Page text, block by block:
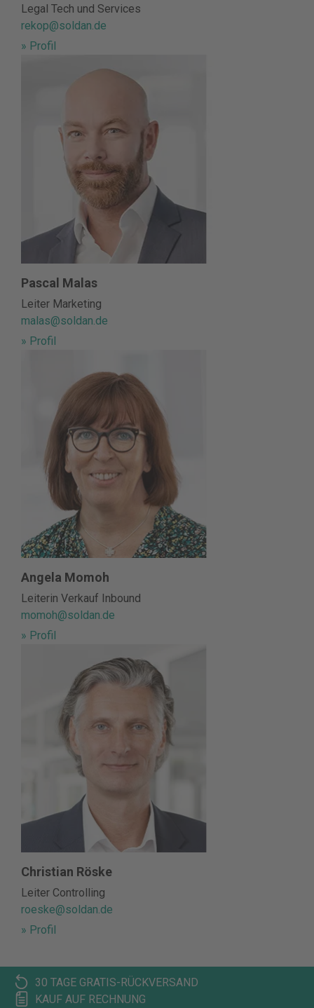
Legal Tech und Services
rekop@soldan.de
» Profil
Pascal Malas
Leiter Marketing
malas@soldan.de
» Profil
Angela Momoh
Leiterin Verkauf Inbound
momoh@soldan.de
» Profil
Christian Röske
Leiter Controlling
roeske@soldan.de
» Profil
30 TAGE GRATIS-RÜCKVERSAND
KAUF AUF RECHNUNG